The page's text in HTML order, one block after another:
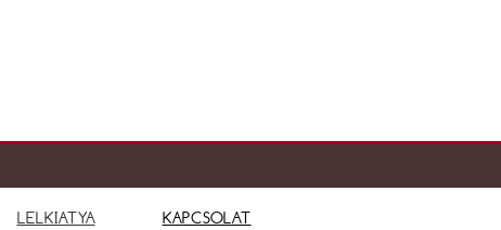
LELKIATYA KAPCSOLAT